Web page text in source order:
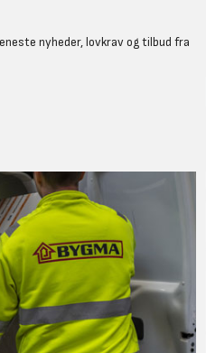
nyheder, lovkrav og tilbud fra